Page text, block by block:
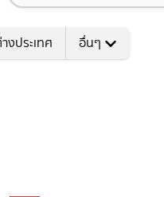
งประเทศ อื่นๆ